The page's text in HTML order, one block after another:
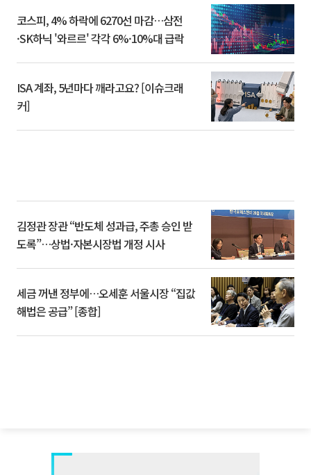
코스피, 4% 하락에 6270선 마감…삼전
·SK하닉 '와르르' 각각 6%·10%대 급락
ISA 계좌, 5년마다 깨라고요? [이슈크래
커]
김정관 장관 “반도체 성과급, 주총 승인 받
도록”…상법·자본시장법 개정 시사
세금 꺼낸 정부에…오세훈 서울시장 “집값
해법은 공급” [종합]